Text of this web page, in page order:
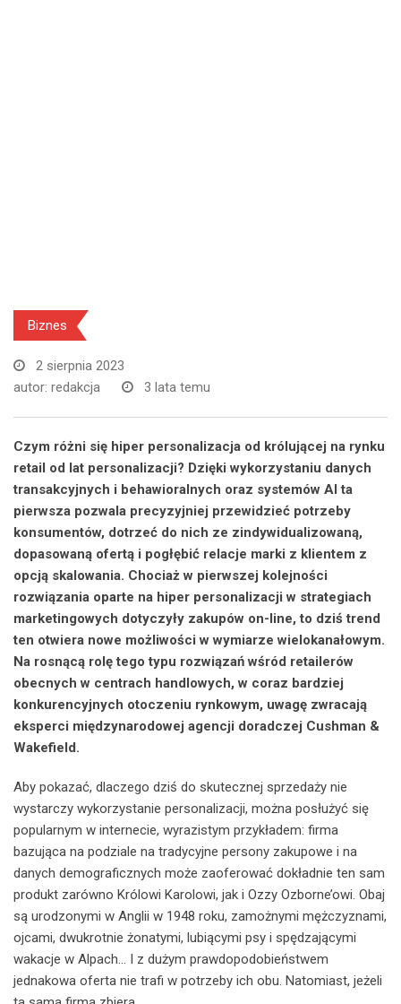
Biznes
2 sierpnia 2023
autor: redakcja 3 lata temu
Czym różni się hiper personalizacja od królującej na rynku
retail od lat personalizacji? Dzięki wykorzystaniu danych
transakcyjnych i behawioralnych oraz systemów AI ta
pierwsza pozwala precyzyjniej przewidzieć potrzeby
konsumentów, dotrzeć do nich ze zindywidualizowaną,
dopasowaną ofertą i pogłębić relacje marki z klientem z
opcją skalowania. Chociaż w pierwszej kolejności
rozwiązania oparte na hiper personalizacji w strategiach
marketingowych dotyczyły zakupów on-line, to dziś trend
ten otwiera nowe możliwości w wymiarze wielokanałowym.
Na rosnącą rolę tego typu rozwiązań wśród retailerów
obecnych w centrach handlowych, w coraz bardziej
konkurencyjnych otoczeniu rynkowym, uwagę zwracają
eksperci międzynarodowej agencji doradczej Cushman &
Wakefield.
Aby pokazać, dlaczego dziś do skutecznej sprzedaży nie
wystarczy wykorzystanie personalizacji, można posłużyć się
popularnym w internecie, wyrazistym przykładem: firma
bazująca na podziale na tradycyjne persony zakupowe i na
danych demograficznych może zaoferować dokładnie ten sam
produkt zarówno Królowi Karolowi, jak i Ozzy Ozborne’owi. Obaj
są urodzonymi w Anglii w 1948 roku, zamożnymi mężczyznami,
ojcami, dwukrotnie żonatymi, lubiącymi psy i spędzającymi
wakacje w Alpach… I z dużym prawdopodobieństwem
jednakowa oferta nie trafi w potrzeby ich obu. Natomiast, jeżeli